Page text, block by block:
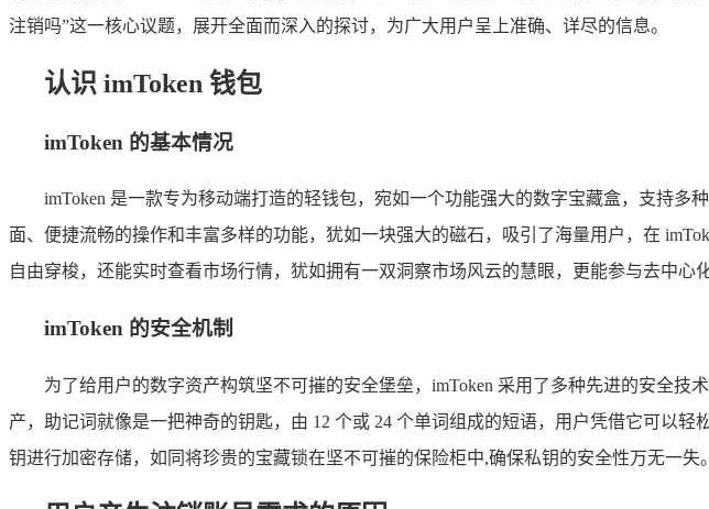
注销吗”这一核心议题，展开全面而深入的探讨，为广大用户呈上准确、详尽的信息。
认识 imToken 钱包
imToken 的基本情况
imToken 是一款专为移动端打造的轻钱包，宛如一个功能强大的数字宝藏盒，支持
面、便捷流畅的操作和丰富多样的功能，犹如一块强大的磁石，吸引了海量用户，在
自由穿梭，还能实时查看市场行情，犹如拥有一双洞察市场风云的慧眼，更能参与去中心
imToken 的安全机制
为了给用户的数字资产构筑坚不可摧的安全堡垒，imToken 采用了多种先进的安全
产，助记词就像是一把神奇的钥匙，由 12 个或 24 个单词组成的短语，用户凭借它可以
钥进行加密存储，如同将珍贵的宝藏锁在坚不可摧的保险柜中,确保私钥的安全性万无一失。